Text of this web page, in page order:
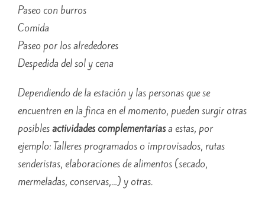
Paseo con burros
Comida
Paseo por los alrededores
Despedida del sol y cena
Dependiendo de la estación y las personas que se
encuentren en la finca en el momento, pueden surgir otras
posiblesactividades complementariasa estas, por
ejemplo: Talleres programados o improvisados, rutas
senderistas, elaboraciones de alimentos (secado,
mermeladas, conservas,…) y otras.